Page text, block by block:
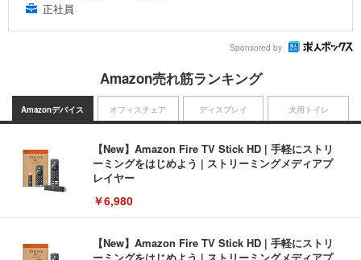
正社員
Sponsored by
Amazon売れ筋ランキング
Amazonデバイス
【New】Amazon Fire TV Stick HD | 手軽にストリ
ーミングをはじめよう | ストリーミングメディアプ
レイヤー
￥6,980
【New】Amazon Fire TV Stick HD | 手軽にストリ
ーミングをはじめよう | ストリーミングメディアプ
オフィスチェア ディスプレイ 犬用トイレ